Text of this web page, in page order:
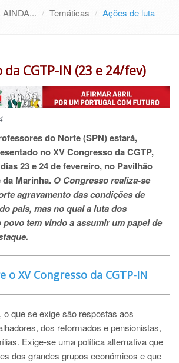
AINDA... Temáticas Ações de luta
da CGTP-IN (23 e 24/fev)
do Norte (SPN) estará,
no XV Congresso da CGTP,
23 e 24 de fevereiro, no Pavilhão
Marinha. O Congresso realiza-se
agravamento das condições de
país, mas no qual a luta dos
tem vindo a assumir um papel de
o XV Congresso da CGTP-IN
o que se exige são respostas aos
dos reformados e pensionistas,
Exige-se uma política alternativa que
dos grandes grupos económicos e que